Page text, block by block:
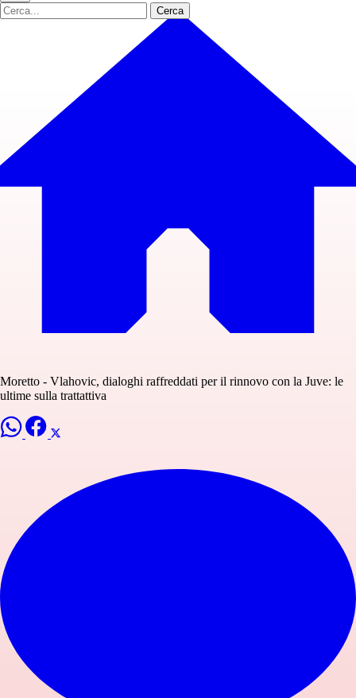
Cerca
Moretto - Vlahovic, dialoghi raffreddati per il rinnovo con la Juve: le
ultime sulla trattattiva